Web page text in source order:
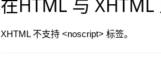
在HTML 与
XHTML 不支持 <noscript> 标签。